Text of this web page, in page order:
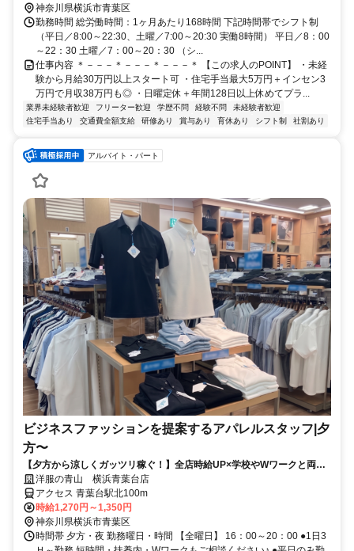
東急田園都市線「青葉台駅」北口より徒歩3分
神奈川県横浜市青葉区
勤務時間 総労働時間：1ヶ月あたり168時間 下記時間帯でシフト制
（平日／8:00～22:30、土曜／7:00～20:30 実働8時間） 平日／8：00
～22：30 土曜／7：00～20：30 （シ...
仕事内容 ＊－－－＊－－－＊－－－＊ 【この求人のPOINT】 ・未経
験から月給30万円以上スタート可 ・住宅手当最大5万円＋インセン3
万円で月収38万円も◎ ・日曜定休＋年間128日以上休めてプラ...
業界未経験者歓迎 フリーター歓迎 学歴不問 経験不問
未経験者歓迎
住宅手当あり
交通費全額支給 研修あり 賞与あり 育休あり シフト制 社割あり
アルバイト・パート
ビジネスファッションを提案するアパレルスタッフ|夕
方〜
【夕方から涼しくガッツリ稼ぐ！】全店時給UP×学校やWワークと両立
シフトです♪
洋服の青山 横浜青葉台店
アクセス 青葉台駅北100m
時給1,270円～1,350円
神奈川県横浜市青葉区
時間帯 夕方・夜 勤務曜日・時間 【全曜日】 16：00～20：00 ●1日3